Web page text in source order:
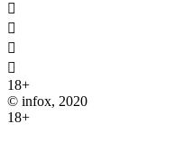




18+
© infox, 2020
18+